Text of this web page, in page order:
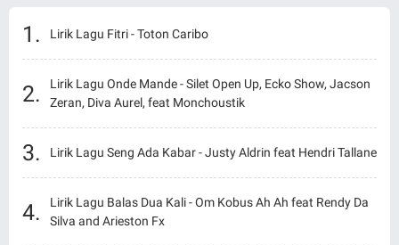
Lirik Lagu Fitri - Toton Caribo
Lirik Lagu Onde Mande - Silet Open Up, Ecko Show, Jacson
Zeran, Diva Aurel, feat Monchoustik
Lirik Lagu Seng Ada Kabar - Justy Aldrin feat Hendri Tallane
Lirik Lagu Balas Dua Kali - Om Kobus Ah Ah feat Rendy Da
Silva and Arieston Fx